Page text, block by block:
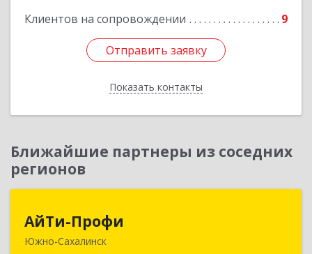
Клиентов на сопровождении 9
Отправить заявку
Показать контакты
Отправить заявку
Назад
Ближайшие партнеры из соседних
регионов
АйТи-Профи
Южно-Сахалинск693023, Сахалинская обл, город Южно-